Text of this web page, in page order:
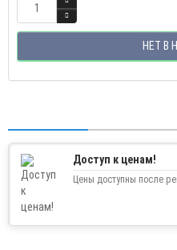
НЕТ В
Доступ к ценам!
Цены доступны после